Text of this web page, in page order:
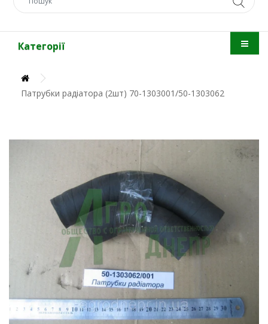
Категорії
Патрубки радіатора (2шт) 70-1303001/50-1303062